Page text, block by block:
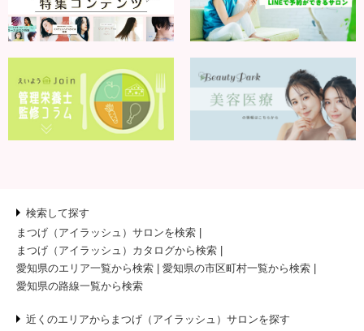
検索して探す
まつげ（アイラッシュ）サロンを検索
まつげ（アイラッシュ）カタログから検索
愛知県のエリア一覧から検索
愛知県の市区町村一覧から検索
愛知県の路線一覧から検索
近くのエリアからまつげ（アイラッシュ）サロンを探す